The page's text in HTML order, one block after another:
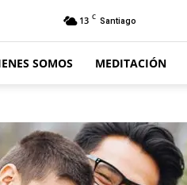
13 C Santiago
SOMOS MEDITACIÓN